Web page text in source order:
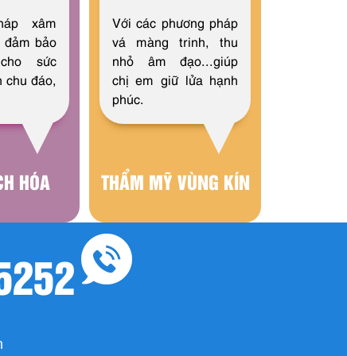
HÓA
xâm
đảm bảo
sức
chu đáo,
THẨM MỸ VÙNG KÍN
Với các phương pháp
vá màng trinh, thu
nhỏ âm đạo...giúp
chị em giữ lửa hạnh
phúc.